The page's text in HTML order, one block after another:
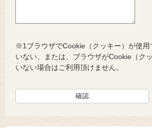
※1ブラウザでCookie（クッキー）が使用
いない、または、ブラウザがCookie（ク
いない場合はご利用頂けません。